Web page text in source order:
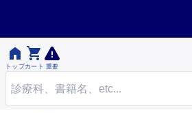

トップ

カート 重要